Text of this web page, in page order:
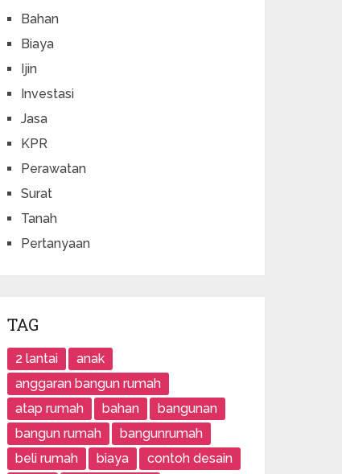
Bahan
Biaya
Ijin
Investasi
Jasa
KPR
Perawatan
Surat
Tanah
Pertanyaan
TAG
2 lantai
anak
anggaran bangun rumah
atap rumah
bahan
bangunan
bangun rumah
bangunrumah
beli rumah
biaya
contoh desain